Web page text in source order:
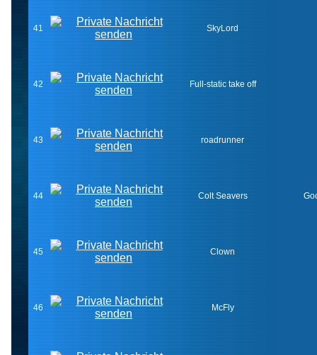
41 SkyLord
42 Full-static take off
43 roadrunner
44 Colt Seavers
45 Clown
46 McFly